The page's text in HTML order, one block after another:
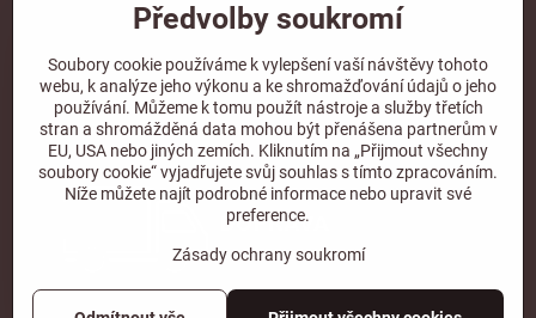
Doprava a platba
DOPRAVA ZDARMA
při objednávce nad2000 Kč vč. DPH.
*Nevztahuje se na paletovou přepravu.
Předvolby soukromí
Soubory cookie používáme k vylepšení vaší návštěvy tohoto
webu, k analýze jeho výkonu a ke shromažďování údajů o jeho
používání. Můžeme k tomu použít nástroje a služby třetích
stran a shromážděná data mohou být přenášena partnerům v
EU, USA nebo jiných zemích. Kliknutím na „Přijmout všechny
soubory cookie“ vyjadřujete svůj souhlas s tímto zpracováním.
Níže můžete najít podrobné informace nebo upravit své
preference.
Zásady ochrany soukromí